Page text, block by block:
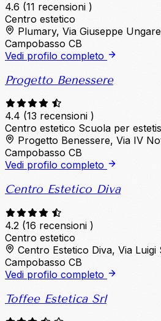
4.6 (11 recensioni )
Centro estetico
Plumary, Via Giuseppe
Campobasso CB
Vedi profilo completo
Progetto Benessere
4.4 (13 recensioni )
Centro estetico Scuola per
Progetto Benessere, Via IV
Campobasso CB
Vedi profilo completo
Centro Estetico Diva
4.2 (16 recensioni )
Centro estetico
Centro Estetico Diva, Via Luigi
Campobasso CB
Vedi profilo completo
Toffee Estetica Srl